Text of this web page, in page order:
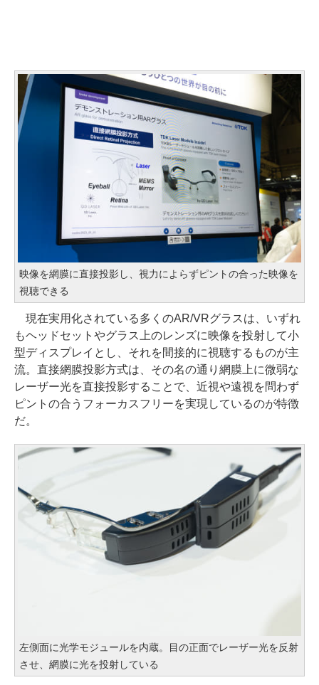
映像を網膜に直接投影し、視力によらずピントの合った映像を
視聴できる
現在実用化されている多くのAR/VRグラスは、いずれ
もヘッドセットやグラス上のレンズに映像を投射して小
型ディスプレイとし、それを間接的に視聴するものが主
流。直接網膜投影方式は、その名の通り網膜上に微弱な
レーザー光を直接投影することで、近視や遠視を問わず
ピントの合うフォーカスフリーを実現しているのが特徴
だ。
左側面に光学モジュールを内蔵。目の正面でレーザー光を反射
させ、網膜に光を投射している